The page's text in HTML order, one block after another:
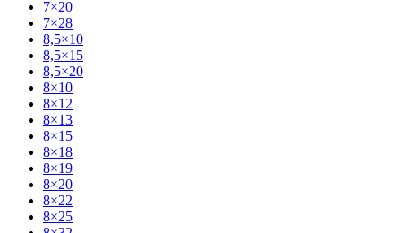
7×20
7×28
8,5×10
8,5×15
8,5×20
8×10
8×12
8×13
8×15
8×18
8×19
8×20
8×22
8×25